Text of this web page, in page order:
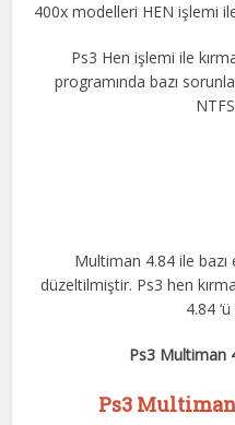
400x modelleri HEN işlemi
Ps3 Hen işlemi ile
programında bazı
Multiman 4.84 ile
düzeltilmiştir. Ps3 hen
4.84
Ps3 Multiman
Ps3